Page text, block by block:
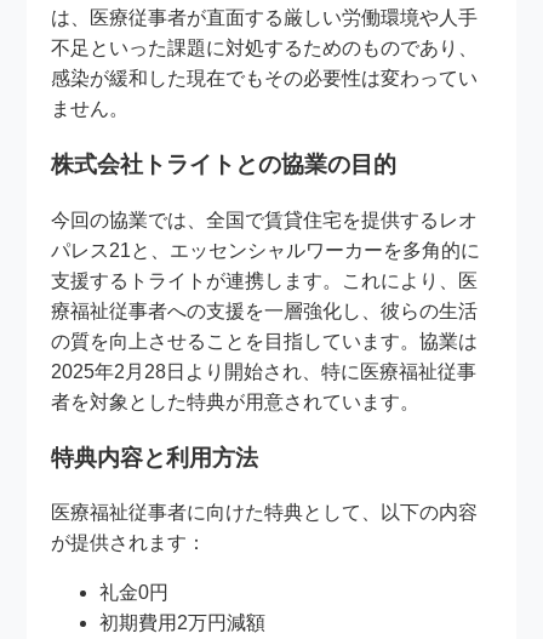
は、医療従事者が直面する厳しい労働環境や人手
不足といった課題に対処するためのものであり、
感染が緩和した現在でもその必要性は変わってい
ません。
株式会社トライトとの協業の目的
今回の協業では、全国で賃貸住宅を提供するレオ
パレス21と、エッセンシャルワーカーを多角的に
支援するトライトが連携します。これにより、医
療福祉従事者への支援を一層強化し、彼らの生活
の質を向上させることを目指しています。協業は
2025年2月28日より開始され、特に医療福祉従事
者を対象とした特典が用意されています。
特典内容と利用方法
医療福祉従事者に向けた特典として、以下の内容
が提供されます：
礼金0円
初期費用2万円減額